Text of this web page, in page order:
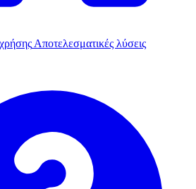
Αποτελεσματικές λύσεις